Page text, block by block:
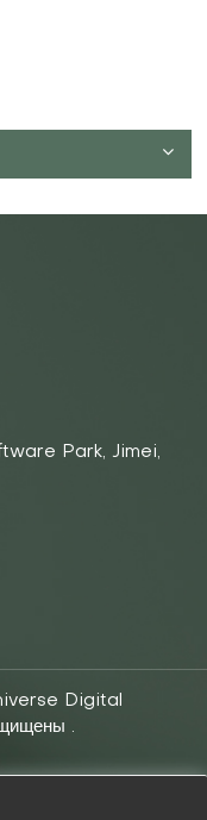
Park, Jimei,
Digital
.